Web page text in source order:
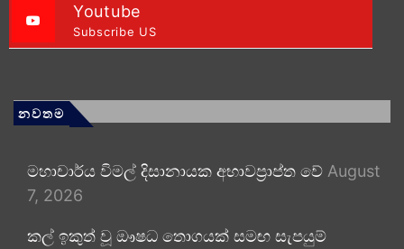
Youtube
Subscribe US
නවතම
මහාචාර්ය විමල් දිසානායක අභාවප්‍රාප්ත වේ August
7, 2026
කල් ඉකුත් වූ ඖෂධ තොගයක් සමඟ සැපයුම්